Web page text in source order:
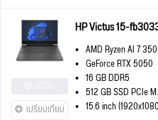
เปรียบเทียบ
HP Victus 15-
AMD Ryzen AI 7 350
GeForce RTX 5050
16 GB DDR5
512 GB SSD PCIe
15.6 inch